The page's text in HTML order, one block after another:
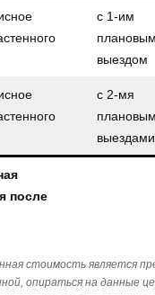
с 1-им
плановым
выездом
с 2-мя
выездами
после
стоимость является
опираться на данные